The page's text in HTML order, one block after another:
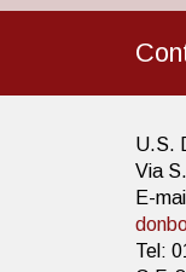
U.S.
Via
E-
Tel: